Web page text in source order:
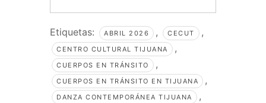
Etiquetas: ABRIL 2026 , CECUT ,
CENTRO CULTURAL TIJUANA ,
CUERPOS EN TRÁNSITO ,
CUERPOS EN TRÁNSITO EN TIJUANA ,
DANZA CONTEMPORÁNEA TIJUANA ,